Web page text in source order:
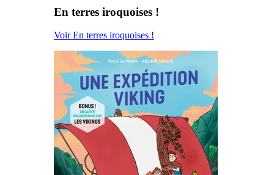
En terres iroquoises !
Voir En terres iroquoises !